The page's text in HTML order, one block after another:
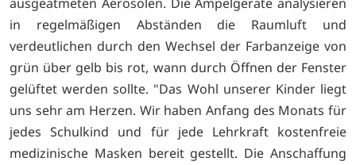
in regelmäßigen Abständen die Raumluft und
verdeutlichen durch den Wechsel der Farbanzeige von
grün über gelb bis rot, wann durch Öffnen der Fenster
gelüftet werden sollte. "Das Wohl unserer Kinder liegt
uns sehr am Herzen. Wir haben Anfang des Monats für
jedes Schulkind und für jede Lehrkraft kostenfreie
medizinische Masken bereit gestellt. Die Anschaffung